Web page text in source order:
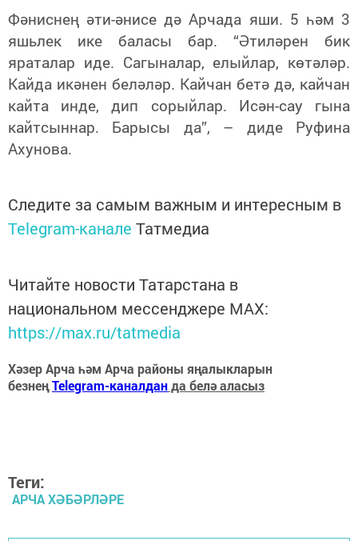
Фәниснең әти-әнисе дә Арчада яши. 5 һәм 3
яшьлек ике баласы бар. “Әтиләрен бик
яраталар иде. Сагыналар, елыйлар, көтәләр.
Кайда икәнен беләләр. Кайчан бетә дә, кайчан
кайта инде, дип сорыйлар. Исән-сау гына
кайтсыннар. Барысы да”, – диде Руфина
Ахунова.
Следите за самым важным и интересным в
Telegram-канале Татмедиа
Читайте новости Татарстана в
национальном мессенджере MАХ:
https://max.ru/tatmedia
Хәзер Арча һәм Арча районы яңалыкларын
безнеңTelegram-каналданда белә аласыз
Теги:
АРЧА ХӘБӘРЛӘРЕ